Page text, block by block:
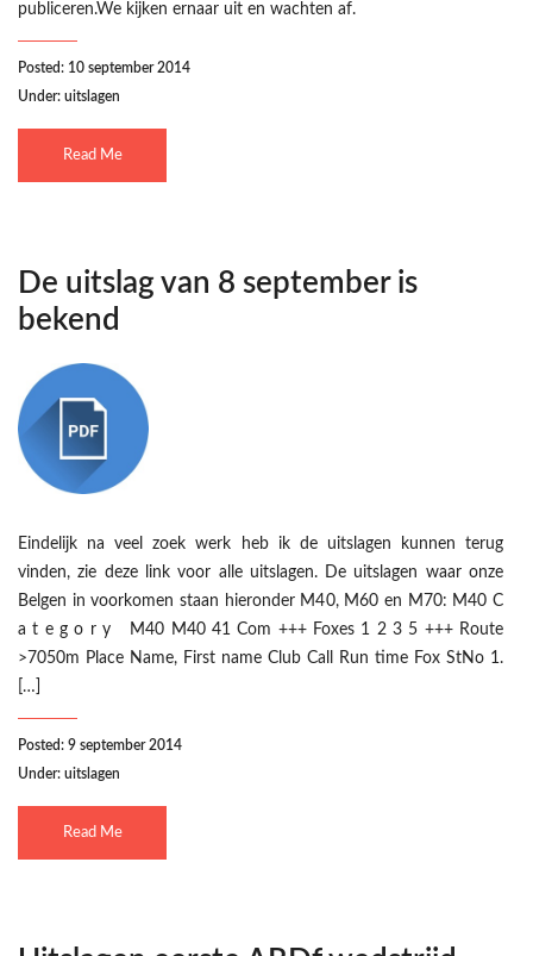
publiceren.We kijken ernaar uit en wachten af.
Posted: 10 september 2014
Under: uitslagen
Read Me
De uitslag van 8 september is
bekend
Eindelijk na veel zoek werk heb ik de uitslagen kunnen terug
vinden, zie deze link voor alle uitslagen. De uitslagen waar onze
Belgen in voorkomen staan hieronder M40, M60 en M70: M40 C
a t e g o r y M40 M40 41 Com +++ Foxes 1 2 3 5 +++ Route
>7050m Place Name, First name Club Call Run time Fox StNo 1.
[…]
Posted: 9 september 2014
Under: uitslagen
Read Me